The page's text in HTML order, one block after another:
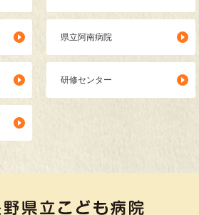
県立阿南病院
研修センター